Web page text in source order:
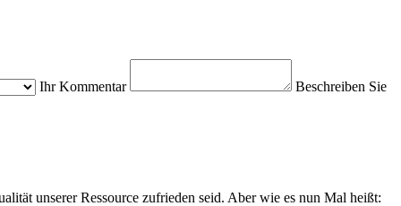
Ihr Kommentar Beschreiben Sie
unserer Ressource zufrieden seid. Aber wie es nun Mal heißt: